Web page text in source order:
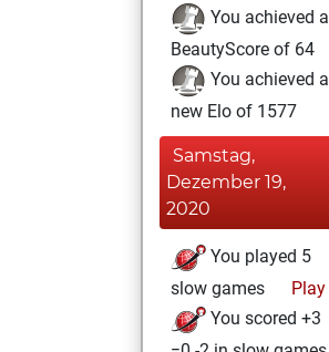
You achieved a
BeautyScore of 64
You achieved a
new Elo of 1577
Samstag,
Dezember 19,
2020
You played 5
slow games
Play
You scored +3